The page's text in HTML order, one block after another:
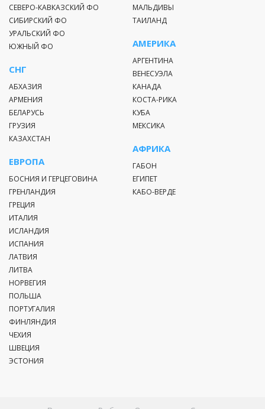
СЕВЕРО-КАВКАЗСКИЙ ФО
СИБИРСКИЙ ФО
УРАЛЬСКИЙ ФО
ЮЖНЫЙ ФО
СНГ
АБХАЗИЯ
АРМЕНИЯ
БЕЛАРУСЬ
ГРУЗИЯ
КАЗАХСТАН
ЕВРОПА
БОСНИЯ И ГЕРЦЕГОВИНА
ГРЕНЛАНДИЯ
ГРЕЦИЯ
ИТАЛИЯ
ИСЛАНДИЯ
ИСПАНИЯ
ЛАТВИЯ
ЛИТВА
НОРВЕГИЯ
ПОЛЬША
ПОРТУГАЛИЯ
ФИНЛЯНДИЯ
ЧЕХИЯ
ШВЕЦИЯ
ЭСТОНИЯ
МАЛЬДИВЫ
ТАИЛАНД
АМЕРИКА
АРГЕНТИНА
ВЕНЕСУЭЛА
КАНАДА
КОСТА-РИКА
КУБА
МЕКСИКА
АФРИКА
ГАБОН
ЕГИПЕТ
КАБО-ВЕРДЕ